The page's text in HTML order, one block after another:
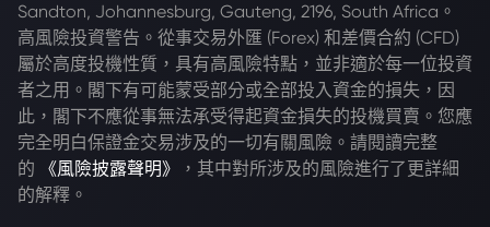
Sandton, Johannesburg, Gauteng, 2196, South Africa。
高風險投資警告。從事交易外匯 (Forex) 和差價合約 (CFD)
屬於高度投機性質，具有高風險特點，並非適於每一位投資
者之用。閣下有可能蒙受部分或全部投入資金的損失，因
此，閣下不應從事無法承受得起資金損失的投機買賣。您應
完全明白保證金交易涉及的一切有關風險。請閱讀完整
的
《風險披露聲明》
，其中對所涉及的風險進行了更詳細
的解釋。